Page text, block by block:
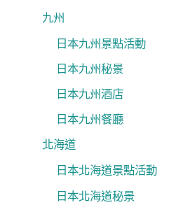
九州
日本九州景點活動
日本九州秘景
日本九州酒店
日本九州餐廳
北海道
日本北海道景點活動
日本北海道秘景